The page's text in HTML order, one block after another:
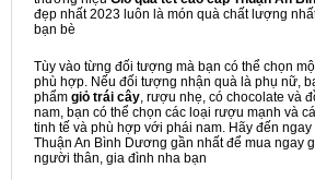
đẹp nhất 2023 luôn là món quà chất lượng
bạn bè
Tùy vào từng đối tượng mà bạn có thể chọn
phù hợp. Nếu đối tượng nhận quà là phụ nữ,
phẩm giỏ trái cây, rượu nhẹ, có chocolate và
nam, bạn có thể chọn các loại rượu mạnh và
tinh tế và phù hợp với phái nam. Hãy đến
Thuận An Bình Dương gần nhất để mua ngay
người thân, gia đình nha bạn